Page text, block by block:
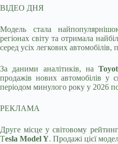
ВІДЕО ДНЯ
Модель стала
регіонах світу та отримала
серед усіх легкових
За даними аналітиків, на
продажів нових автомобілів у
періодом минулого року у 2026
РЕКЛАМА
Друге місце у світовому
Tesla Model Y. Продажі цієї